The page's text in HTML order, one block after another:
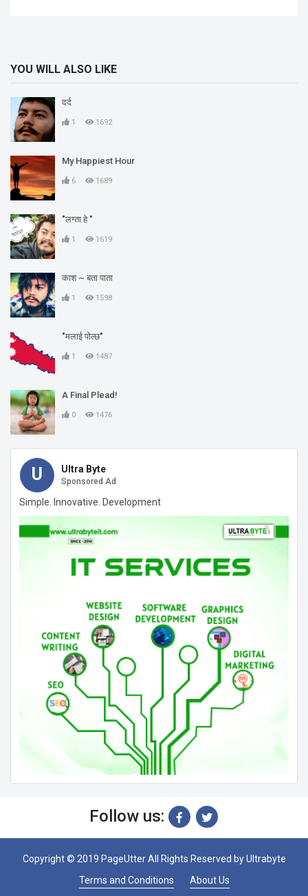
YOU WILL ALSO LIKE
दर्द
1 1692
My Happiest Hour
6 1689
"लग्ता हे "
1 1619
काश ~ बता पाता
1 1598
"मलाई पोल्छ"
1 1487
A Final Plead!
0 1476
U Ultra Byte
Sponsored Ad
Simple. Innovative. Development
Follow us:
Copyright © 2019 PageUtter All Rights Reserved byUltrabyte
Terms and Conditions
About Us